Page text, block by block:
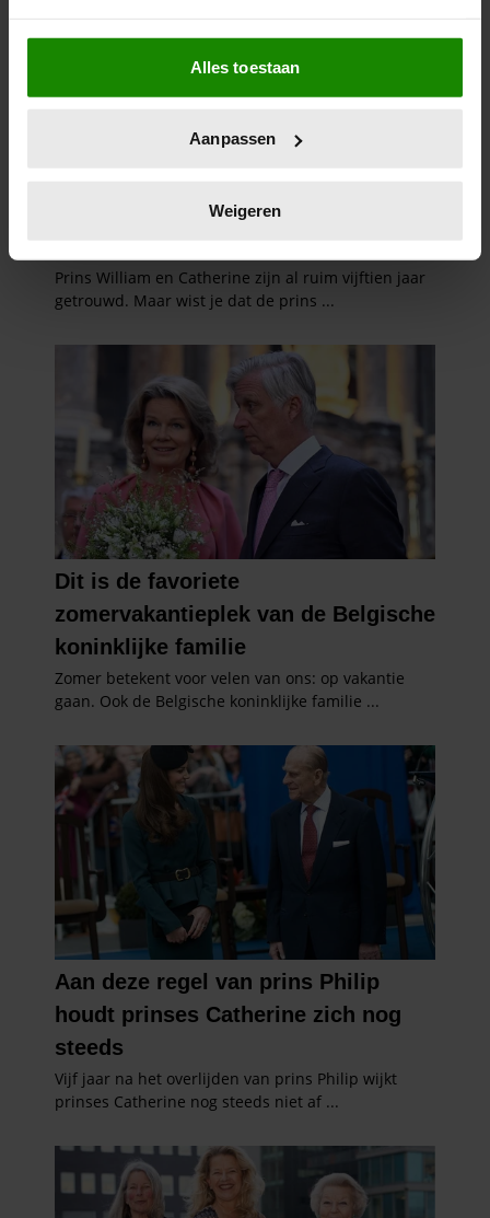
Als u het toestaat, willen we ook graag:
Informatie verzamelen over uw geografische
locatie, die tot een paar meter nauwkeurig kan zijn
scannen op specifieke eigenschappen (fingerprinting)
verwerkt en stel uw voorkeuren in het
intrekken in de Cookieverklaring.
We gebruiken cookies om content en advertenties te
en om ons websiteverkeer te analyseren. Ook delen we
informatie over uw gebruik van onze site met onze
partners voor social media, adverteren en analyse. Deze
partners kunnen deze gegevens combineren met andere
informatie die u aan ze heeft verstrekt of die ze hebben
verzameld op basis van uw gebruik van hun services. U
gaat akkoord met onze cookies als u onze website blijft
gebruiken.
Alles toestaan
Aanpassen
Weigeren